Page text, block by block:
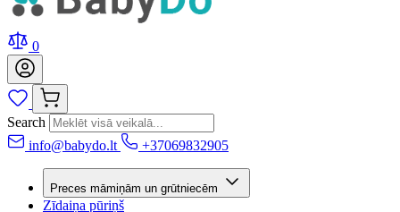
0
Search
info@babydo.lt
+37069832905
Preces māmiņām un grūtniecēm
Zīdaiņa pūriņš